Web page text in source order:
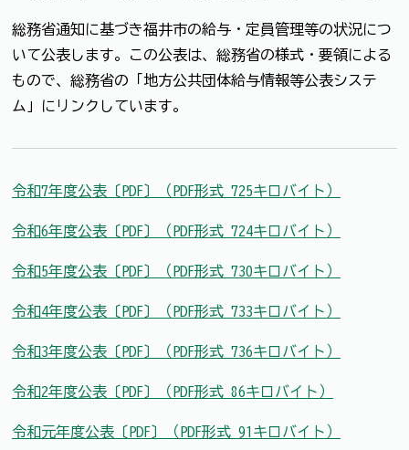
総務省通知に基づき福井市の給与・定員管理等の状況につ
いて公表します。この公表は、総務省の様式・要領による
もので、総務省の「地方公共団体給与情報等公表システ
ム」にリンクしています。
令和7年度公表〔PDF〕（PDF形式 725キロバイト）
令和6年度公表〔PDF〕（PDF形式 724キロバイト）
令和5年度公表〔PDF〕（PDF形式 730キロバイト）
令和4年度公表〔PDF〕（PDF形式 733キロバイト）
令和3年度公表〔PDF〕（PDF形式 736キロバイト）
令和2年度公表〔PDF〕（PDF形式 86キロバイト）
令和元年度公表〔PDF〕（PDF形式 91キロバイト）